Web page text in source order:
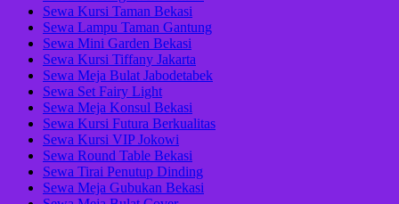
Sewa Kursi Taman Bekasi
Sewa Lampu Taman Gantung
Sewa Mini Garden Bekasi
Sewa Kursi Tiffany Jakarta
Sewa Meja Bulat Jabodetabek
Sewa Set Fairy Light
Sewa Meja Konsul Bekasi
Sewa Kursi Futura Berkualitas
Sewa Kursi VIP Jokowi
Sewa Round Table Bekasi
Sewa Tirai Penutup Dinding
Sewa Meja Gubukan Bekasi